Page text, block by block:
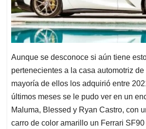
Aunque se desconoce si aún tiene
pertenecientes a la casa automotriz
mayoría de ellos los adquirió entre
últimos meses se le pudo ver en un
Maluma, Blessed y Ryan Castro, con
carro de color amarillo un Ferrari